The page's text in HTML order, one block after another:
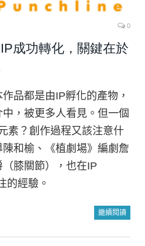
0
成功轉化，關鍵在於
品都是由IP孵化的產物，
，被更多人看見。但一個
素？創作過程又該注意什
和榆、《植劇場》編劇詹
膝關節），也在IP
的經驗。
繼續閱讀